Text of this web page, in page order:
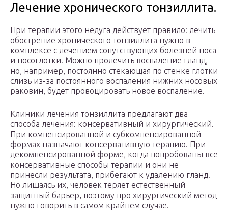
Лечение хронического тонзиллита.
При терапии этого недуга действует правило: лечить
обострение хронического тонзиллита нужно в
комплексе с лечением сопутствующих болезней носа
и носоглотки. Можно пролечить воспаление гланд,
но, например, постоянно стекающая по стенке глотки
слизь из-за постоянного воспаления нижних носовых
раковин, будет провоцировать новое воспаление.
Клиники лечения тонзиллита предлагают два
способа лечения: консервативный и хирургический.
При компенсированной и субкомпенсированной
формах назначают консервативную терапию. При
декомпенсированной форме, когда попробованы все
консервативные способы терапии и они не
принесли результата, прибегают к удалению гланд.
Но лишаясь их, человек теряет естественный
защитный барьер, поэтому про хирургический метод
нужно говорить в самом крайнем случае.